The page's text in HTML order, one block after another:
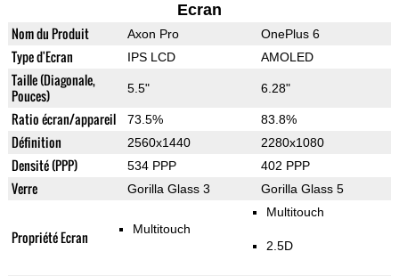
Ecran
Nom du Produit Axon Pro OnePlus 6
Type d'Ecran IPS LCD AMOLED
Taille (Diagonale,
Pouces)
5.5" 6.28"
Ratio écran/appareil 73.5% 83.8%
Définition 2560x1440 2280x1080
Densité (PPP) 534 PPP 402 PPP
Verre Gorilla Glass 3 Gorilla Glass 5
Propriété Ecran Multitouch
Multitouch
2.5D